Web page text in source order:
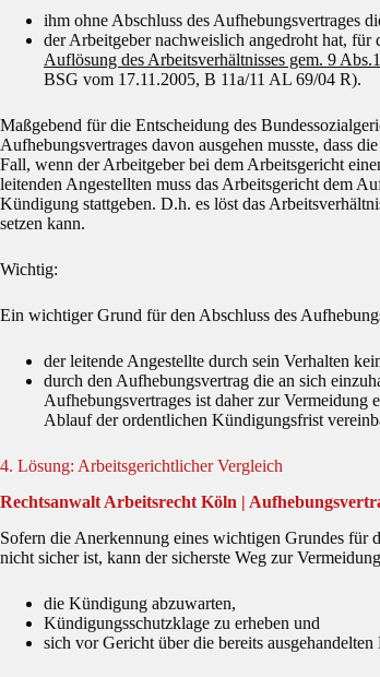
ihm ohne Abschluss des Aufhebungsvertrages
der Arbeitgeber nachweislich angedroht hat,
Auflösung des Arbeitsverhältnisses gem. 9
BSG vom 17.11.2005, B 11a/11 AL 69/04 R).
Maßgebend für die Entscheidung des
Aufhebungsvertrages davon ausgehen musste, dass
Fall, wenn der Arbeitgeber bei dem Arbeitsgericht
leitenden Angestellten muss das Arbeitsgericht dem
Kündigung stattgeben. D.h. es löst das
setzen kann.
Wichtig:
Ein wichtiger Grund für den Abschluss des
der leitende Angestellte durch sein Verhalten
durch den Aufhebungsvertrag die an sich
Aufhebungsvertrages ist daher zur Vermeidung
Ablauf der ordentlichen Kündigungsfrist
4. Lösung: Arbeitsgerichtlicher Vergleich
Rechtsanwalt Arbeitsrecht Köln |
Sofern die Anerkennung eines wichtigen Grundes für
nicht sicher ist, kann der sicherste Weg zur
die Kündigung abzuwarten,
Kündigungsschutzklage zu erheben und
sich vor Gericht über die bereits